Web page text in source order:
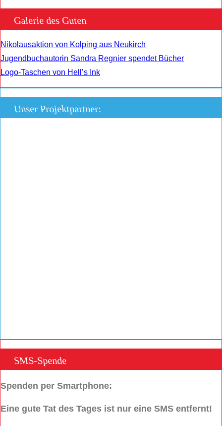
Galerie des Guten
Nikolausaktion von Kolping aus Neukirch
Jugendbuchautorin Sandra Regnier spendet Bücher
Logo-Taschen von Hell’s Ink
Unser Projektpartner:
SMS-Spende
Spenden per Smartphone:
Eine gute Tat des Tages ist nur eine SMS entfernt!